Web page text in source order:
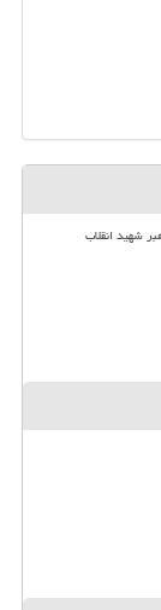
شهید انقلاب